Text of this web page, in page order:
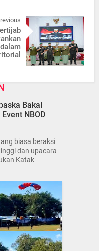
Bakal
NBOD
biasa beraksi
dan upacara
Katak